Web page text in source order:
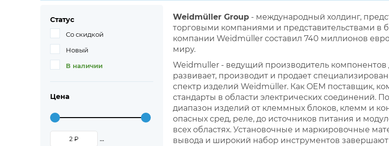
Weidmüller Group - международный холдинг,
торговыми компаниями и представительствами в
компании Weidmüller составил 740 миллионов
миру.
Weidmuller - ведущий производитель
развивает, производит и продает
спектр изделий Weidmüller. Как OEM поставщик,
стандарты в области электрических соединений.
диапазон изделий от клеммных блоков, клемм и
опасных сред, реле, до источников питания и
всех областях. Установочные и маркировочные
вывода и широкий набор инструментов
Статус
Со скидкой
Новый
В наличии
Цена
...